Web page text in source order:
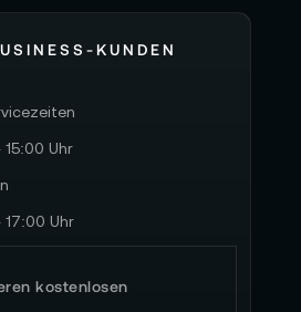
KUNDEN
Uhr
Uhr
kostenlosen